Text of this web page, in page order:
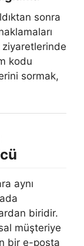
sonra
kodu
sormak,
aynı
biridir.
müşteriye
bir e-posta